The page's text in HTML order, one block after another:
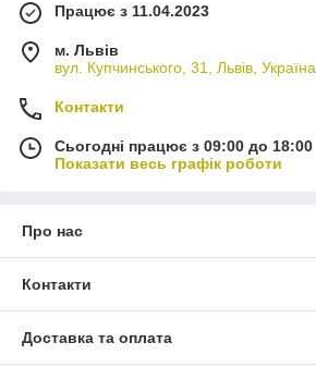
Працює з 11.04.2023
м. Львів
вул. Купчинського, 31, Львів, Україна
Контакти
Сьогодні працює з 09:00 до 18:00
Показати весь графік роботи
Про нас
Контакти
Доставка та оплата